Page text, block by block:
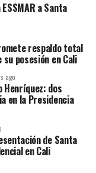
a Santa
respaldo total
posesión en Cali
ago
Henríquez: dos
en la Presidencia
de Santa
en Cali